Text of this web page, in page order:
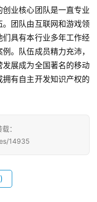
业核心团队是一直专业
团队由互联网和游戏领
具有本行业多年工作经
。队伍成员精力充沛，
展成为全国著名的移动
有自主开发知识产权的
：
14935